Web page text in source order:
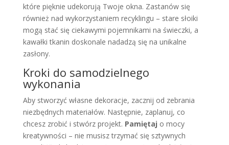
które pięknie udekorują Twoje okna. Zastanów się
również nad wykorzystaniem recyklingu – stare słoiki
mogą stać się ciekawymi pojemnikami na świeczki, a
kawałki tkanin doskonale nadadzą się na unikalne
zasłony.
Kroki do samodzielnego
wykonania
Aby stworzyć własne dekoracje, zacznij od zebrania
niezbędnych materiałów. Następnie, zaplanuj, co
chcesz zrobić i stwórz projekt. Pamiętaj o mocy
kreatywności – nie musisz trzymać się sztywnych